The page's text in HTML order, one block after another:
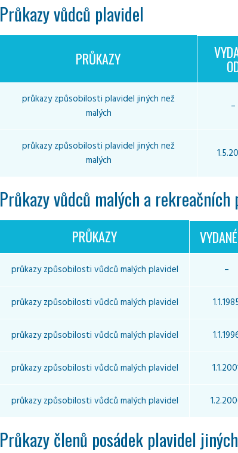
Průkazy vůdců plavidel
PRŮKAZY
průkazy způsobilosti plavidel jiných než
malých
–
průkazy způsobilosti plavidel jiných než
malých
Průkazy vůdců malých a rekreačních
PRŮKAZY
průkazy způsobilosti vůdců malých plavidel –
průkazy způsobilosti vůdců malých plavidel
průkazy způsobilosti vůdců malých plavidel
průkazy způsobilosti vůdců malých plavidel
průkazy způsobilosti vůdců malých plavidel
Průkazy členů posádek plavidel